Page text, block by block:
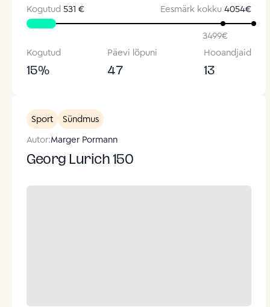
Kogutud 531 € Eesmärk kokku 4054€
3499€
Kogutud
15%
Päevi lõpuni
47
Hooandjaid
13
Sport
Sündmus
Autor:Marger Pormann
Georg Lurich 150